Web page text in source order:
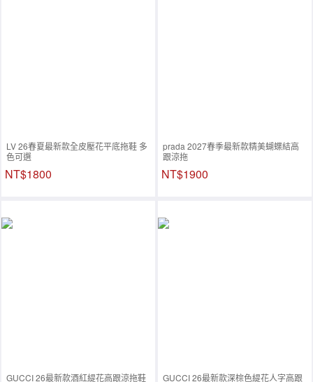
LV 26春夏最新款全皮壓花平底拖鞋 多
色可選
NT$1800
prada 2027春季最新款精美蝴蝶結高
跟涼拖
NT$1900
GUCCI 26最新款酒紅緹花高跟涼拖鞋
GUCCI 26最新款深棕色緹花人字高跟